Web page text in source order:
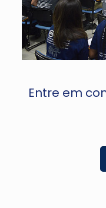
Entre em